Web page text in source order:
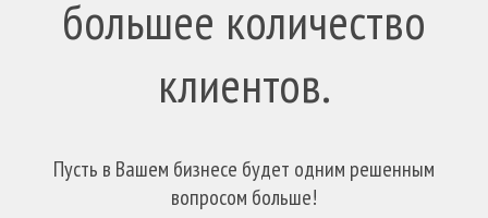
большее количество
клиентов.
Пусть в Вашем бизнесе будет одним решенным
вопросом больше!